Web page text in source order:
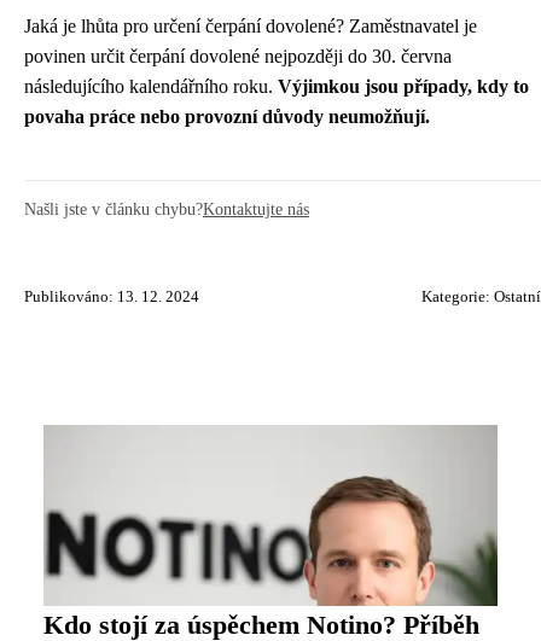
Jaká je lhůta pro určení čerpání dovolené? Zaměstnavatel je
povinen určit čerpání dovolené nejpozději do 30. června
následujícího kalendářního roku. Výjimkou jsou případy, kdy to
povaha práce nebo provozní důvody neumožňují.
Našli jste v článku chybu?Kontaktujte nás
Publikováno: 13. 12. 2024 Kategorie: Ostatní
Kdo stojí za úspěchem Notino? Příběh